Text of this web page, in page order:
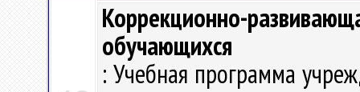
Коррекционно-
обучающихся
: Учебная программа